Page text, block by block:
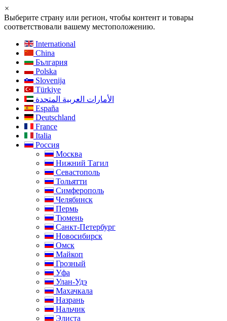
×
Выберите страну или регион, чтобы контент и товары
соответствовали вашему местоположению.
International
China
България
Polska
Slovenija
Türkiye
الأمارات العربية المتحدة
España
Deutschland
France
Italia
Россия
Москва
Нижний Тагил
Севастополь
Тольятти
Симферополь
Челябинск
Пермь
Тюмень
Санкт-Петербург
Новосибирск
Омск
Майкоп
Грозный
Уфа
Улан-Удэ
Махачкала
Назрань
Нальчик
Элиста